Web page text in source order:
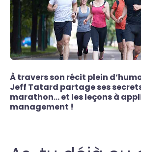
À travers son récit plein
Jeff Tatard partage ses
marathon… et les leçons à
management !